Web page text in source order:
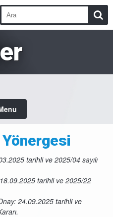
tarihli ve 2025/04 sayılı
tarihli ve 2025/22
24.09.2025 tarihli ve